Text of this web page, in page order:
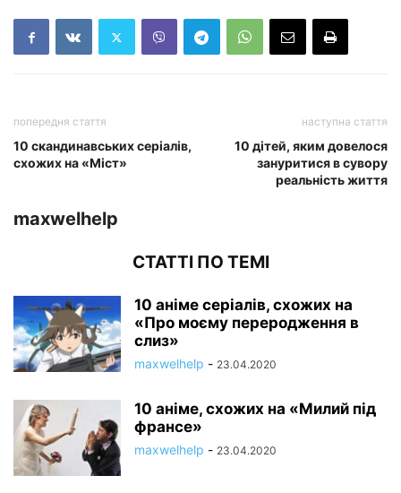
попередня стаття
10 скандинавських серіалів,
схожих на «Міст»
наступна стаття
10 дітей, яким довелося
зануритися в сувору
реальність життя
maxwelhelp
СТАТТІ ПО ТЕМІ
10 аніме серіалів, схожих на
«Про моєму переродження в
слиз»
maxwelhelp - 23.04.2020
10 аніме, схожих на «Милий під
франсе»
maxwelhelp - 23.04.2020